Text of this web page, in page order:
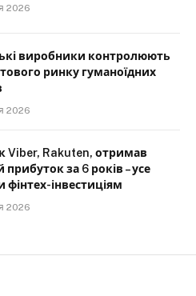
2026
виробники контролюють
ринку гуманоїдних
2026
Viber, Rakuten, отримав
за 6 років – усе
фінтех-інвестиціям
2026